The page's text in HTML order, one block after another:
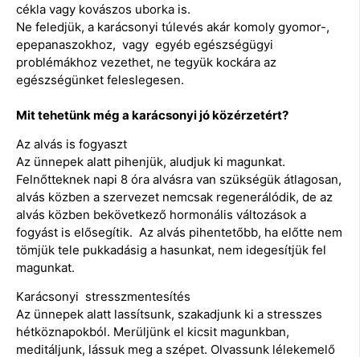
cékla vagy kovászos uborka is.
Ne feledjük, a karácsonyi túlevés akár komoly gyomor-,
epepanaszokhoz, vagy egyéb egészségügyi
problémákhoz vezethet, ne tegyük kockára az
egészségünket feleslegesen.
Mit tehetünk még a karácsonyi jó közérzetért?
Az alvás is fogyaszt
Az ünnepek alatt pihenjük, aludjuk ki magunkat.
Felnőtteknek napi 8 óra alvásra van szükségük átlagosan,
alvás közben a szervezet nemcsak regenerálódik, de az
alvás közben bekövetkező hormonális változások a
fogyást is elősegítik. Az alvás pihentetőbb, ha előtte nem
tömjük tele pukkadásig a hasunkat, nem idegesítjük fel
magunkat.
Karácsonyi stresszmentesítés
Az ünnepek alatt lassítsunk, szakadjunk ki a stresszes
hétköznapokból. Merüljünk el kicsit magunkban,
meditáljunk, lássuk meg a szépet. Olvassunk lélekemelő